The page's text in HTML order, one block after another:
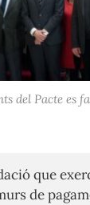
del Pacte es
que
de